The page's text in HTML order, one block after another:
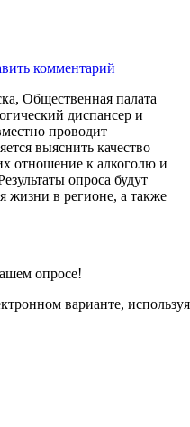
комментарий
Общественная палата
диспансер и
проводит
выяснить качество
отношение к алкоголю и
опроса будут
жизни в регионе, а также
опросе!
варианте, используя